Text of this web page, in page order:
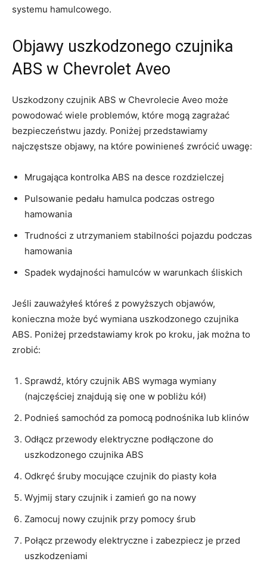
systemu‌ hamulcowego.
Objawy uszkodzonego czujnika
ABS‍ w Chevrolet ​Aveo
Uszkodzony czujnik ABS w Chevrolecie Aveo może
powodować ⁣wiele‍ problemów, które mogą zagrażać
bezpieczeństwu jazdy. Poniżej przedstawiamy
najczęstsze objawy, na które powinieneś⁣ zwrócić uwagę:
Mrugająca kontrolka ABS na desce⁤ rozdzielczej
Pulsowanie pedału hamulca podczas ostrego
hamowania
Trudności ‌z utrzymaniem‍ stabilności pojazdu podczas
hamowania
Spadek⁤ wydajności⁢ hamulców w warunkach śliskich
Jeśli zauważyłeś któreś z powyższych objawów,
konieczna może być wymiana uszkodzonego czujnika
ABS. Poniżej przedstawiamy krok po kroku, jak można to‌
zrobić:
Sprawdź, który czujnik ABS wymaga wymiany
‌(najczęściej znajdują się one w pobliżu kół)
Podnieś samochód za pomocą podnośnika lub klinów
Odłącz przewody elektryczne ​podłączone do
uszkodzonego czujnika ABS
Odkręć śruby mocujące czujnik do‌ piasty koła
Wyjmij stary czujnik‍ i zamień go⁣ na nowy
Zamocuj nowy czujnik przy pomocy śrub
Połącz przewody ⁤elektryczne i zabezpiecz​ je ​przed
uszkodzeniami